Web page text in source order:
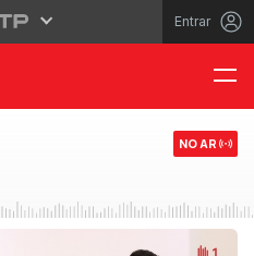
Entrar
NO AR